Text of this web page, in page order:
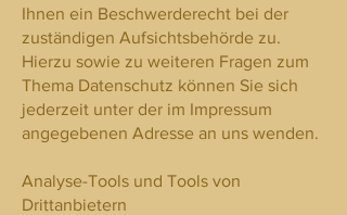
Ihnen ein Beschwerderecht bei der
zuständigen Aufsichtsbehörde zu.
Hierzu sowie zu weiteren Fragen zum
Thema Datenschutz können Sie sich
jederzeit unter der im Impressum
angegebenen Adresse an uns wenden.
Analyse-Tools und Tools von
Drittanbietern